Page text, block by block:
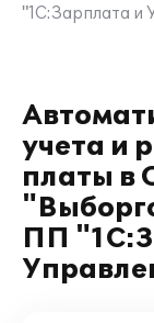
"1С:Зарплата и
учета и
платы
ПП